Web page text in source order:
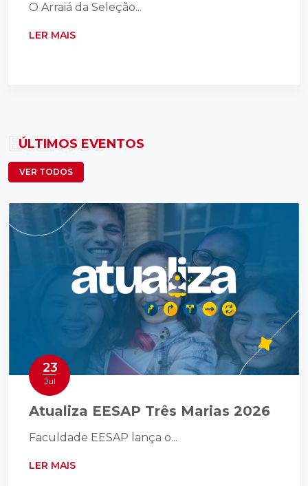
O Arraiá da Seleção...
LER MAIS
ÚLTIMOS EVENTOS
EVENTOS
VER TODOS
23
Jul
Atualiza EESAP Três Marias 2026
Faculdade EESAP lança o...
LER MAIS